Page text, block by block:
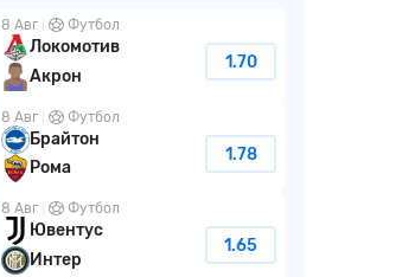
8 Авг Футбол
Локомотив
Акрон
1.70
8 Авг Футбол
Брайтон
Рома
1.78
8 Авг Футбол
Ювентус
Интер
1.65